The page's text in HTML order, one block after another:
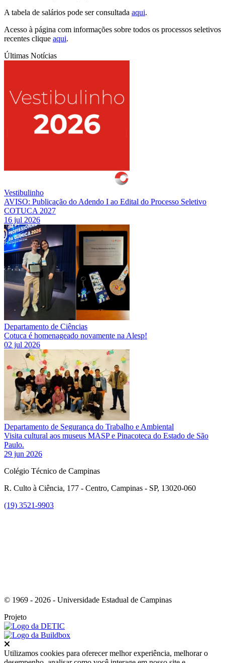
A tabela de salários pode ser consultada aqui.
Acesso à página com informações sobre todos os processos seletivos
recentes clique aqui.
Últimas Notícias
Vestibulinho
AVISO: Publicação do Adendo I ao Edital do Processo Seletivo
COTUCA 2027
16 jul 2026
Departamento de Ciências
Cotuca é homenageado novamente na Alesp!
02 jul 2026
Departamento de Segurança do Trabalho e Ambiental
Visita cultural aos museus MASP e Pinacoteca do Estado de São
Paulo.
29 jun 2026
Colégio Técnico de Campinas
R. Culto à Ciência, 177 - Centro, Campinas - SP, 13020-060
(19) 3521-9903
© 1969 - 2026 - Universidade Estadual de Campinas
Projeto
Utilizamos cookies para oferecer melhor experiência, melhorar o